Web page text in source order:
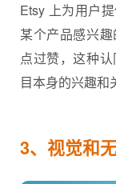
Etsy 上为用户
某个产品感兴
点过赞，这种
目本身的兴趣和
3、视觉和